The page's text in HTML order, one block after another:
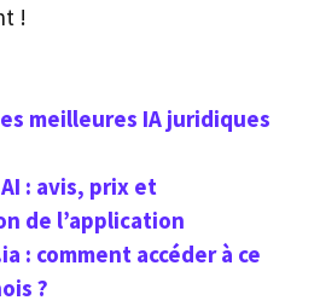
!
meilleures IA juridiques
: avis, prix et
de l’application
: comment accéder à ce
?